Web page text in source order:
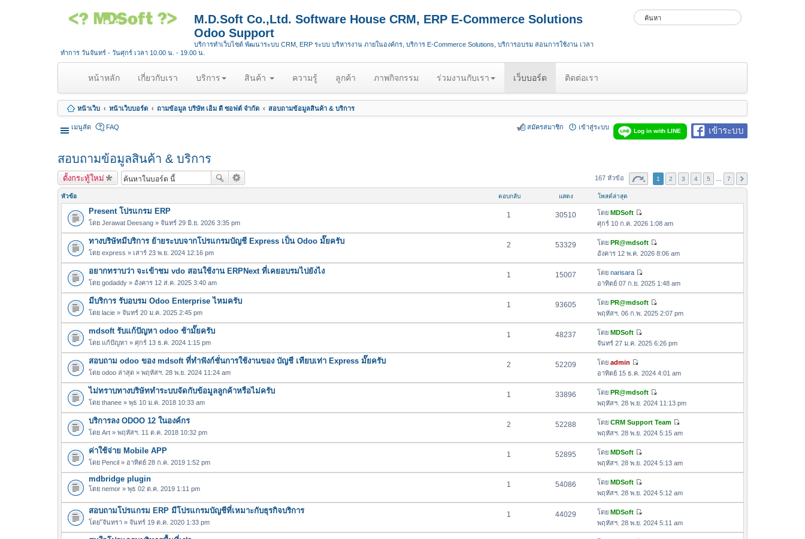
M.D.Soft Co.,Ltd. Software House CRM, ERP E-Commerce Solutions
Odoo Support
บริการทำเว็บไซต์ พัฒนาระบบ CRM, ERP ระบบ บริหารงาน ภายในองค์กร, บริการ E-Commerce Solutions, บริการอบรม สอนการใช้งาน เวลา
ทำการ วันจันทร์ - วันศุกร์ เวลา 10.00 น. - 19.00 น.
หน้าหลัก(
u
r
t
)
เกี่ยวกับเรา บริการ สินค้า ความรู้ ลูกค้า ภาพกิจกรรม ร่วมงานกับเรา เว็บบอร์ด ติดต่อเรา
หน้าเว็บ หน้าเว็บบอร์ด ถามข้อมูล บริษัท เอ็ม ดี ซอฟต์ จำกัด สอบถามข้อมูลสินค้า & บริการ
เมนูลัด เข้าระบบ
Log in with LINE
FAQ เข้าสู่ระบบ
สมัครสมาชิก
สอบถามข้อมูลสินค้า & บริการ
ตั้งกระทู้ใหม่ 167 หัวข้อ 1 2 3 4 5 7
หัวข้อ ตอบกลับ แสดง โพสต์ล่าสุด
Present โปรแกรม ERP
โดย Jerawat Deesang » จันทร์ 29 มิ.ย. 2026 3:35 pm
1 30510 โดย MDSoft
ดู
ข้
อ
ค
ว
ม
ล่
า
สุ
ศุกร์ 10 ก.ค. 2026 1:08 am
ทางบริษัทมีบริการ ย้ายระบบจากโปรแกรมบัญชี Express เป็น Odoo มั๊ยครับ
โดย express » เสาร์ 23 พ.ย. 2024 12:16 pm
2 53329 โดย PR@mdsoft
ดู
ข้
ค
ว
ม
ล่
สุ
อังคาร 12 พ.ค. 2026 8:06 am
อยากทราบว่า จะเข้าชม vdo สอนใช้งาน ERPNext ที่เคยอบรมไปยังไง
โดย godaddy » อังคาร 12 ส.ค. 2025 3:40 am
1 15007 โดย narisara
ดู
ข้
อ
ค
ว
ม
ล่
สุ
อาทิตย์ 07 ก.ย. 2025 1:48 am
มีบริการ รับอบรม Odoo Enterprise ไหมครับ
โดย lacie » จันทร์ 20 ม.ค. 2025 2:45 pm
1 93605 โดย PR@mdsoft
ดู
ข้
ค
ว
ม
ล่
สุ
พฤหัสฯ. 06 ก.พ. 2025 2:07 pm
mdsoft รับแก้ปัญหา odoo ช้ามั๊ยครับ
โดย แก้ปัญหา » ศุกร์ 13 ธ.ค. 2024 1:15 pm
1 48237 โดย MDSoft
ดู
ข้
ค
ว
า
ม
ล่
า
สุ
จันทร์ 27 ม.ค. 2025 6:26 pm
สอบถาม odoo ของ mdsoft ที่ทำฟังก์ชั่นการใช้งานของ บัญชี เทียบเท่า Express มั๊ยครับ
โดย odoo ล่าสุด » พฤหัสฯ. 28 พ.ย. 2024 11:24 am
2 52209 โดย admin
ดู
ข้
อ
ค
ว
า
ม
ล่
า
สุ
ด
อาทิตย์ 15 ธ.ค. 2024 4:01 am
ไม่ทราบทางบริษัททำระบบจัดกับข้อมูลลูกค้าหรือไม่ครับ
โดย thanee » พุธ 10 ม.ค. 2018 10:33 am
1 33896 โดย PR@mdsoft
ดู
ข้
อ
ค
ว
ม
ล่
สุ
พฤหัสฯ. 28 พ.ย. 2024 11:13 pm
บริการลง ODOO 12 ในองค์กร
โดย Art » พฤหัสฯ. 11 ต.ค. 2018 10:32 pm
2 52288 โดย CRM Support Team
ข้
ค
ว
ม
ล่
สุ
พฤหัสฯ. 28 พ.ย. 2024 5:15 am
ค่าใช้จ่าย Mobile APP
โดย Pencil » อาทิตย์ 28 ก.ค. 2019 1:52 pm
1 52895 โดย MDSoft
ดู
ข้
ค
ว
ม
ล่
พฤหัสฯ. 28 พ.ย. 2024 5:13 am
mdbridge plugin
โดย nemor » พุธ 02 ต.ค. 2019 1:11 pm 1 54086 โดย MDSoft
ดู
ข้
ค
ว
พฤหัสฯ. 28 พ.ย. 2024 5:12 am
สอบถามโปรแกรม ERP มีโปรแกรมบัญชีที่เหมาะกับธุรกิจบริการ
โดยัจันทรา » จันทร์ 19 ต.ค. 2020 1:33 pm
1 44029 โดย MDSoft
ดู
ข้
พฤหัสฯ. 28 พ.ย. 2024 5:11 am